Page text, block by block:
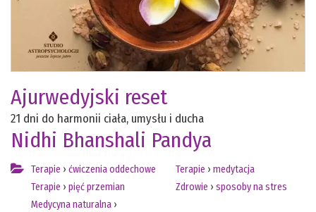
Ajurwedyjski reset
21 dni do harmonii ciała, umysłu i ducha
Nidhi Bhanshali Pandya
Terapie › ćwiczenia oddechowe
Terapie › pięć przemian
Medycyna naturalna ›
Terapie › medytacja
Zdrowie › sposoby na stres